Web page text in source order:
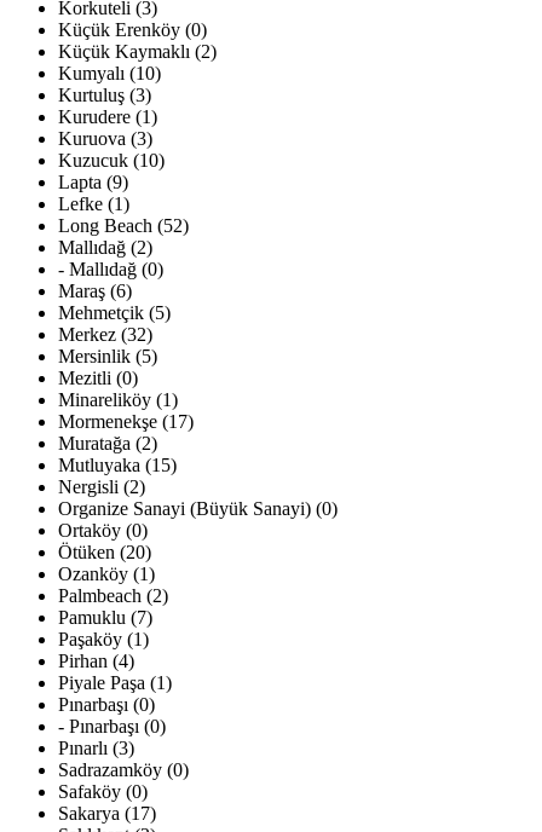
Korkuteli (3)
Küçük Erenköy (0)
Küçük Kaymaklı (2)
Kumyalı (10)
Kurtuluş (3)
Kurudere (1)
Kuruova (3)
Kuzucuk (10)
Lapta (9)
Lefke (1)
Long Beach (52)
Mallıdağ (2)
- Mallıdağ (0)
Maraş (6)
Mehmetçik (5)
Merkez (32)
Mersinlik (5)
Mezitli (0)
Minareliköy (1)
Mormenekşe (17)
Muratağa (2)
Mutluyaka (15)
Nergisli (2)
Organize Sanayi (Büyük Sanayi) (0)
Ortaköy (0)
Ötüken (20)
Ozanköy (1)
Palmbeach (2)
Pamuklu (7)
Paşaköy (1)
Pirhan (4)
Piyale Paşa (1)
Pınarbaşı (0)
- Pınarbaşı (0)
Pınarlı (3)
Sadrazamköy (0)
Safaköy (0)
Sakarya (17)